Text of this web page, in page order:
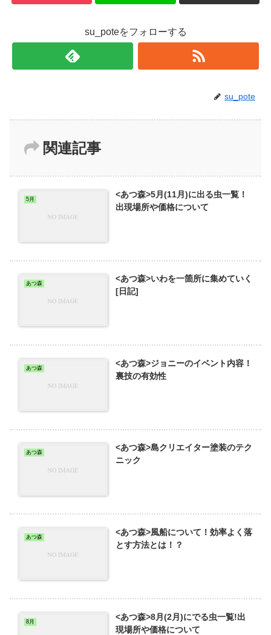
su_poteをフォローする
su_pote
関連記事
5月
<あつ森>5月(11月)に出る虫一覧！
出現場所や価格について
あつ森
<あつ森>いわを一箇所に集めていく
[日記]
あつ森
<あつ森>ジョニーのイベント内容！
裏技の有効性
あつ森
<あつ森>島クリエイター塗装のテク
ニック
あつ森
<あつ森>風船について！効率よく落
とす方法とは！？
8月
<あつ森>8月(2月)にでる虫一覧!出
現場所や価格について